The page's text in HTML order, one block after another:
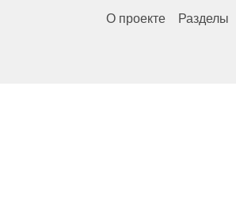
О проекте Разделы